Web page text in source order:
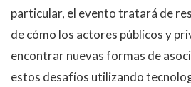
particular, el evento tratará de
de cómo los actores públicos y
encontrar nuevas formas de
estos desafíos utilizando